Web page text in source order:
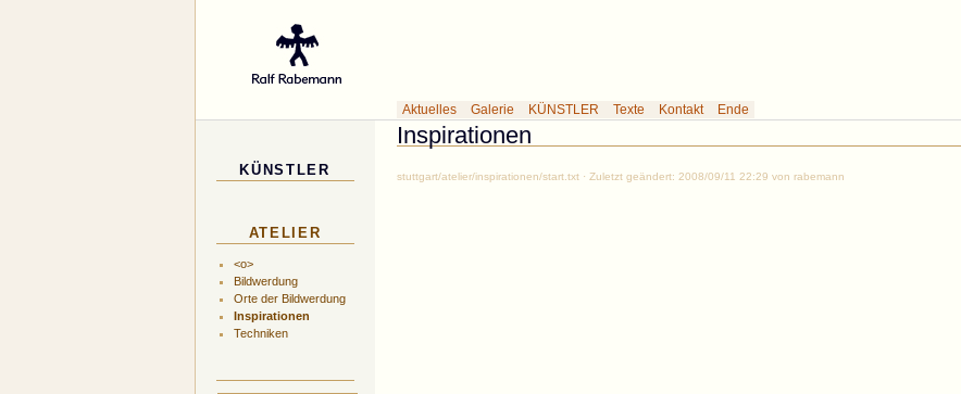
Aktuelles Galerie KÜNSTLER Texte Kontakt Ende
KÜNSTLER
ATELIER
<o>
Bildwerdung
Orte der Bildwerdung
Inspirationen
Techniken
Inspirationen
stuttgart/atelier/inspirationen/start.txt · Zuletzt geändert: 2008/09/11 22:29 von rabemann